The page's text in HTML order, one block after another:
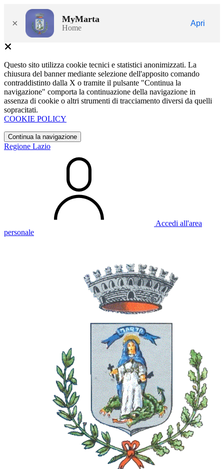
× MyMarta
Home
Apri
Questo sito utilizza cookie tecnici e statistici anonimizzati. La
chiusura del banner mediante selezione dell'apposito comando
contraddistinto dalla X o tramite il pulsante "Continua la
navigazione" comporta la continuazione della navigazione in
assenza di cookie o altri strumenti di tracciamento diversi da quelli
sopracitati.
COOKIE POLICY
Continua la navigazione
Regione Lazio
Accedi all'area
personale